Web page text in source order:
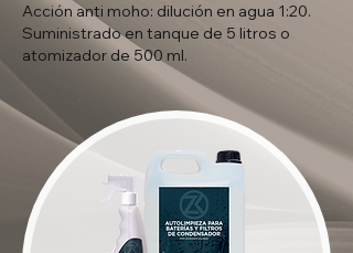
Acción anti moho: dilución en agua 1:20.
Suministrado en tanque de 5 litros o
atomizador de 500 ml.